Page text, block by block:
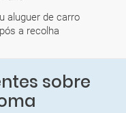
aluguer de carro
a recolha
sobre